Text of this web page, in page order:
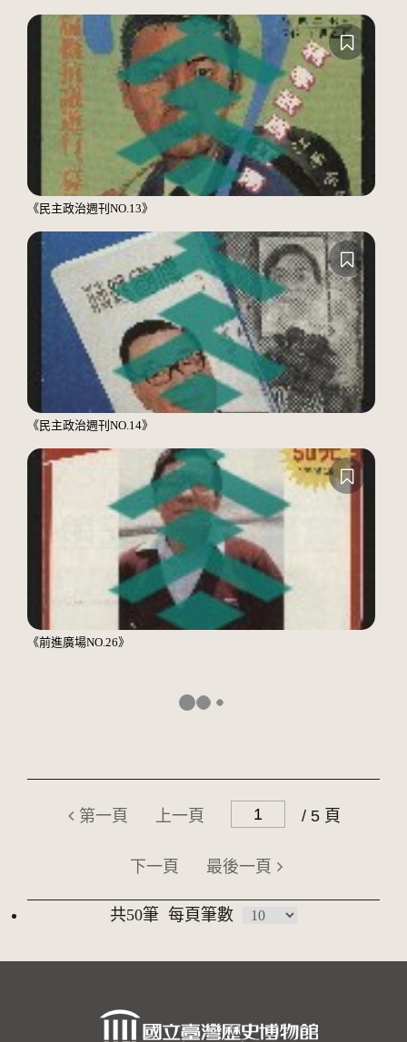
《民主政治週刊NO.13》
《民主政治週刊NO.14》
《前進廣場NO.26》
第一頁 上一頁 / 5 頁
下一頁 最後一頁
共50筆 每頁筆數